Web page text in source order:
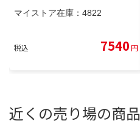
マイストア在庫： 4822
税込 7540円
近くの売り場の商品